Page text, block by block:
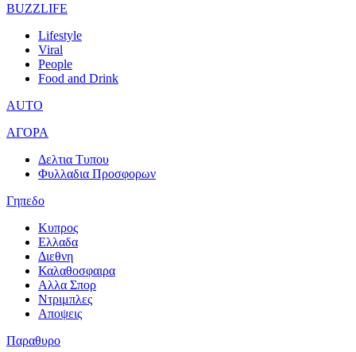
BUZZLIFE
Lifestyle
Viral
People
Food and Drink
AUTO
ΑΓΟΡΑ
Δελτια Τυπου
Φυλλαδια Προσφορων
Γηπεδο
Κυπρος
Ελλαδα
Διεθνη
Καλαθοσφαιρα
Αλλα Σπορ
Ντριμπλες
Αποψεις
Παραθυρο